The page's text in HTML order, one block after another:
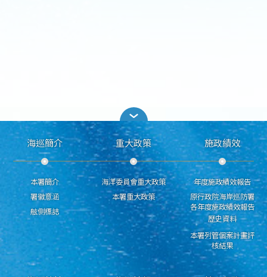
海巡簡介
本署簡介
署徽意涵
舷側標誌
重大政策
海洋委員會重大政策
本署重大政策
施政績效
年度施政績效報告
原行政院海岸巡防署
各年度施政績效報告
歷史資料
本署列管個案計畫評
核結果